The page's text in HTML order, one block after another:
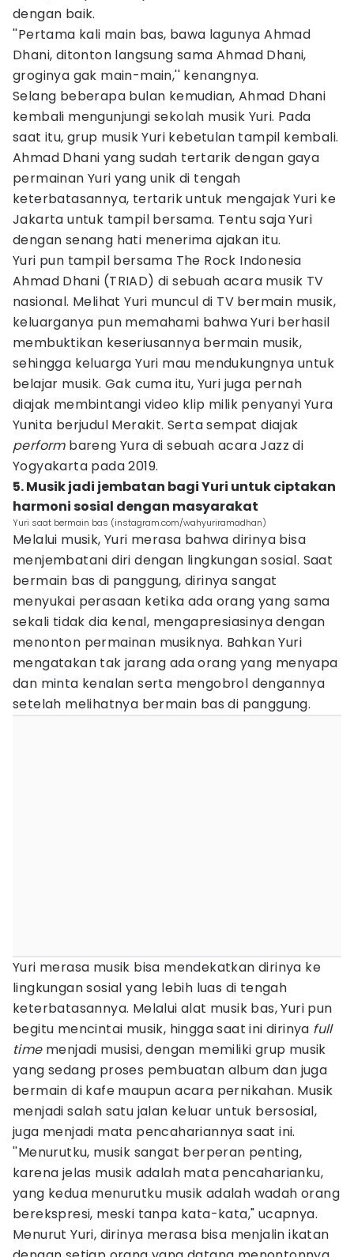
dengan baik.
''Pertama kali main bas, bawa lagunya Ahmad
Dhani, ditonton langsung sama Ahmad Dhani,
groginya gak main-main,'' kenangnya.
Selang beberapa bulan kemudian, Ahmad Dhani
kembali mengunjungi sekolah musik Yuri. Pada
saat itu, grup musik Yuri kebetulan tampil kembali.
Ahmad Dhani yang sudah tertarik dengan gaya
permainan Yuri yang unik di tengah
keterbatasannya, tertarik untuk mengajak Yuri ke
Jakarta untuk tampil bersama. Tentu saja Yuri
dengan senang hati menerima ajakan itu.
Yuri pun tampil bersama The Rock Indonesia
Ahmad Dhani (TRIAD) di sebuah acara musik TV
nasional. Melihat Yuri muncul di TV bermain musik,
keluarganya pun memahami bahwa Yuri berhasil
membuktikan keseriusannya bermain musik,
sehingga keluarga Yuri mau mendukungnya untuk
belajar musik. Gak cuma itu, Yuri juga pernah
diajak membintangi video klip milik penyanyi Yura
Yunita berjudul Merakit. Serta sempat diajak
perform bareng Yura di sebuah acara Jazz di
Yogyakarta pada 2019.
5. Musik jadi jembatan bagi Yuri untuk ciptakan
harmoni sosial dengan masyarakat
Yuri saat bermain bas (instagram.com/wahyuriramadhan)
Melalui musik, Yuri merasa bahwa dirinya bisa
menjembatani diri dengan lingkungan sosial. Saat
bermain bas di panggung, dirinya sangat
menyukai perasaan ketika ada orang yang sama
sekali tidak dia kenal, mengapresiasinya dengan
menonton permainan musiknya. Bahkan Yuri
mengatakan tak jarang ada orang yang menyapa
dan minta kenalan serta mengobrol dengannya
setelah melihatnya bermain bas di panggung.
Yuri merasa musik bisa mendekatkan dirinya ke
lingkungan sosial yang lebih luas di tengah
keterbatasannya. Melalui alat musik bas, Yuri pun
begitu mencintai musik, hingga saat ini dirinya full
time menjadi musisi, dengan memiliki grup musik
yang sedang proses pembuatan album dan juga
bermain di kafe maupun acara pernikahan. Musik
menjadi salah satu jalan keluar untuk bersosial,
juga menjadi mata pencahariannya saat ini.
''Menurutku, musik sangat berperan penting,
karena jelas musik adalah mata pencaharianku,
yang kedua menurutku musik adalah wadah orang
berekspresi, meski tanpa kata-kata," ucapnya.
Menurut Yuri, dirinya merasa bisa menjalin ikatan